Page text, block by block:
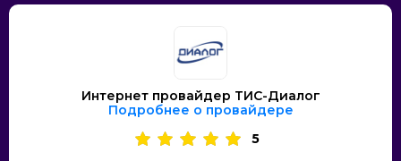
Интернет провайдер ТИС-Диалог
Подробнее о провайдере
5